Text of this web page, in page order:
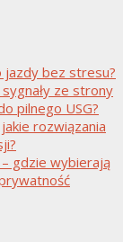
jazdy bez stresu?
ze strony
pilnego USG?
rozwiązania
gdzie wybierają